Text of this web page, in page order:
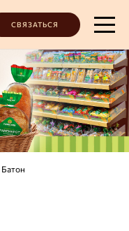
СВЯЗАТЬСЯ
Батон